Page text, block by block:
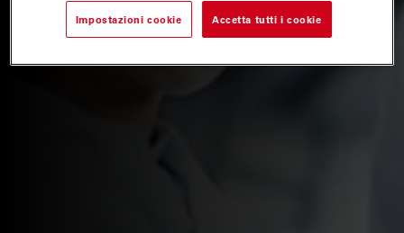
Impostazioni cookie Accetta tutti i cookie